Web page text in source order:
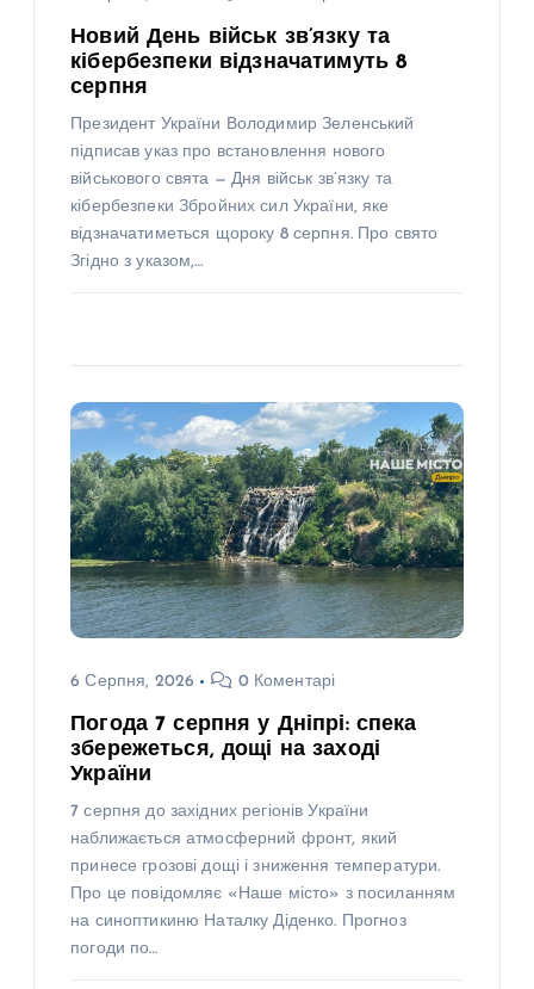
Новий День військ зв’язку та
кібербезпеки відзначатимуть 8
серпня
Президент України Володимир Зеленський
підписав указ про встановлення нового
військового свята — Дня військ зв’язку та
кібербезпеки Збройних сил України, яке
відзначатиметься щороку 8 серпня. Про свято
Згідно з указом,…
6 Серпня, 2026 0 Коментарі
Погода 7 серпня у Дніпрі: спека
збережеться, дощі на заході
України
7 серпня до західних регіонів України
наближається атмосферний фронт, який
принесе грозові дощі і зниження температури.
Про це повідомляє «Наше місто» з посиланням
на синоптикиню Наталку Діденко. Прогноз
погоди по…